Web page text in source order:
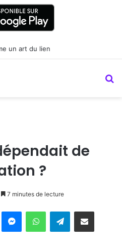
un art du lien
de
?
7 minutes de lecture
MessengerWhatsAppTelegramPartager par email